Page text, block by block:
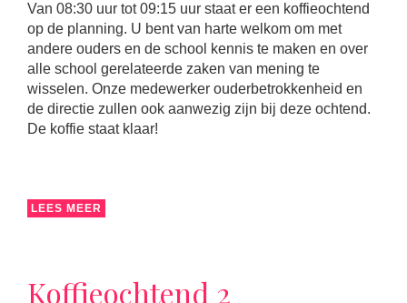
Van 08:30 uur tot 09:15 uur staat er een koffieochtend
op de planning. U bent van harte welkom om met
andere ouders en de school kennis te maken en over
alle school gerelateerde zaken van mening te
wisselen. Onze medewerker ouderbetrokkenheid en
de directie zullen ook aanwezig zijn bij deze ochtend.
De koffie staat klaar!
LEES MEER
Koffieochtend 2